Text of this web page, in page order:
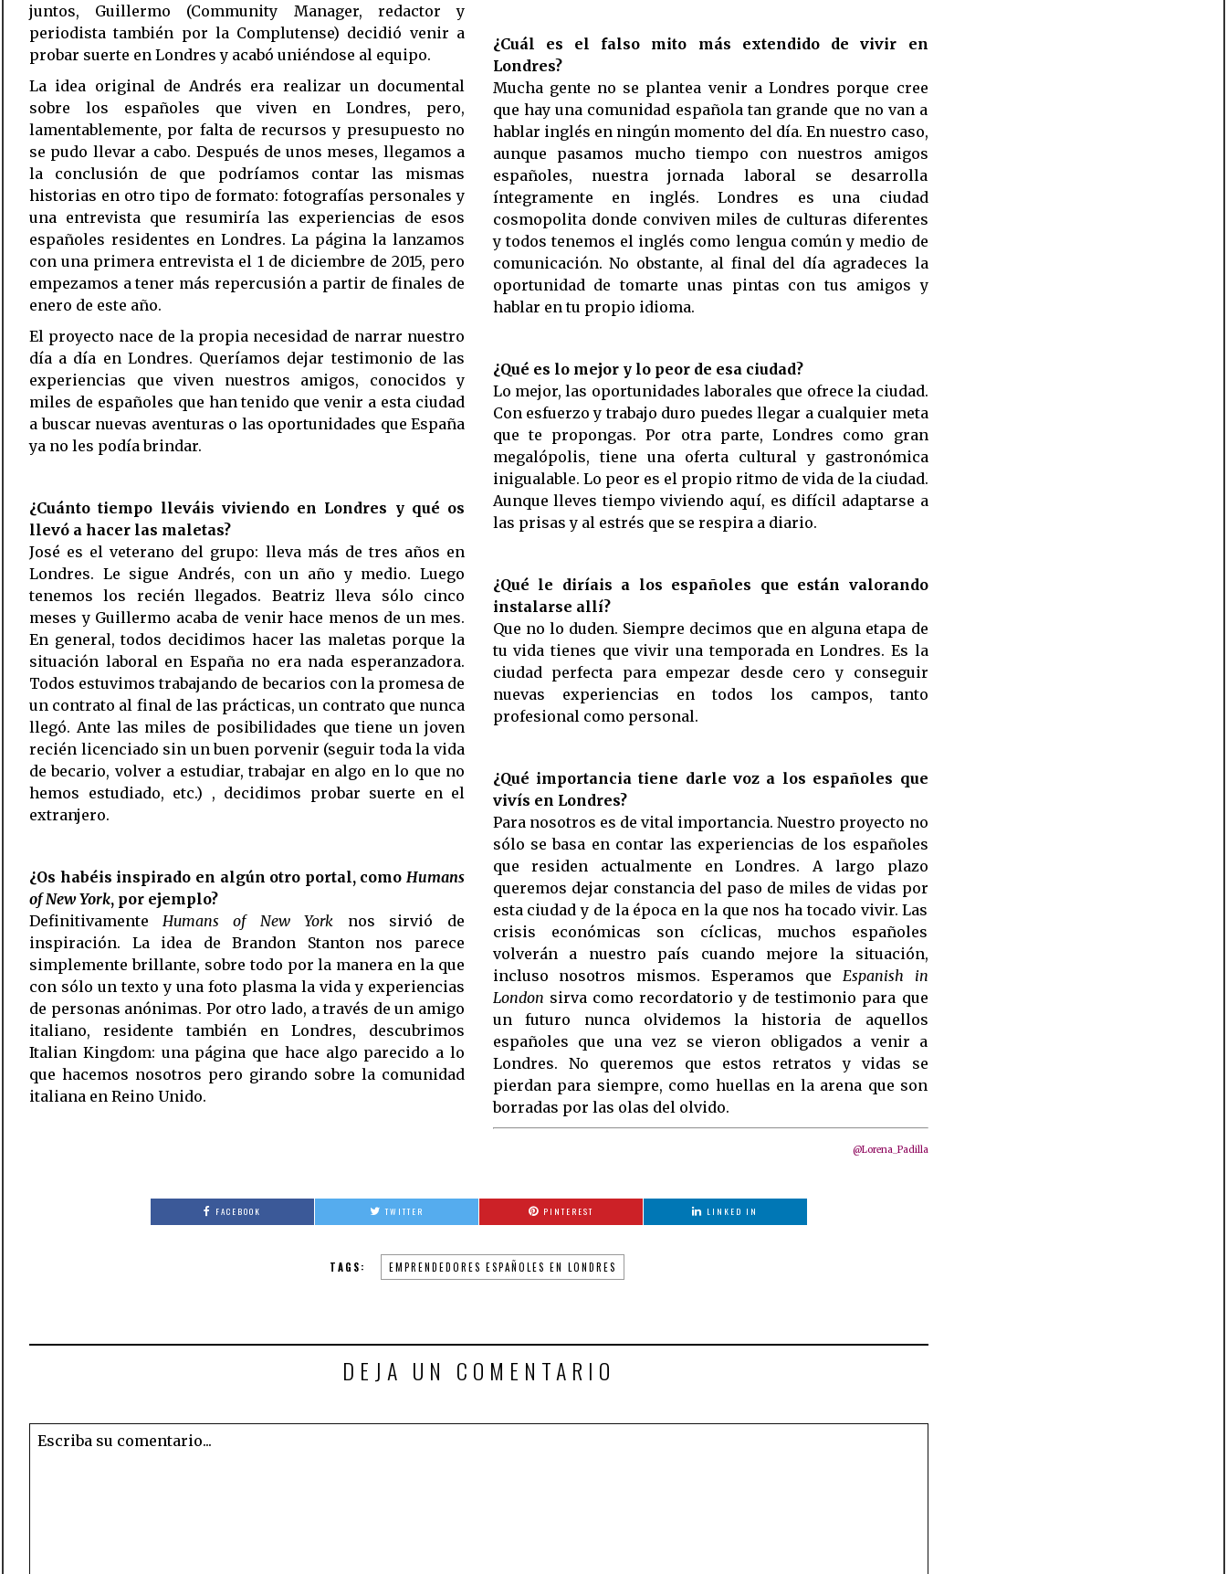
juntos, Guillermo (Community Manager, redactor y
periodista también por la Complutense) decidió venir a
probar suerte en Londres y acabó uniéndose al equipo.
La idea original de Andrés era realizar un documental
sobre los españoles que viven en Londres, pero,
lamentablemente, por falta de recursos y presupuesto no
se pudo llevar a cabo. Después de unos meses, llegamos a
la conclusión de que podríamos contar las mismas
historias en otro tipo de formato: fotografías personales y
una entrevista que resumiría las experiencias de esos
españoles residentes en Londres. La página la lanzamos
con una primera entrevista el 1 de diciembre de 2015, pero
empezamos a tener más repercusión a partir de finales de
enero de este año.
El proyecto nace de la propia necesidad de narrar nuestro
día a día en Londres. Queríamos dejar testimonio de las
experiencias que viven nuestros amigos, conocidos y
miles de españoles que han tenido que venir a esta ciudad
a buscar nuevas aventuras o las oportunidades que España
ya no les podía brindar.
¿Cuánto tiempo lleváis viviendo en Londres y qué os
llevó a hacer las maletas?
José es el veterano del grupo: lleva más de tres años en
Londres. Le sigue Andrés, con un año y medio. Luego
tenemos los recién llegados. Beatriz lleva sólo cinco
meses y Guillermo acaba de venir hace menos de un mes.
En general, todos decidimos hacer las maletas porque la
situación laboral en España no era nada esperanzadora.
Todos estuvimos trabajando de becarios con la promesa de
un contrato al final de las prácticas, un contrato que nunca
llegó. Ante las miles de posibilidades que tiene un joven
recién licenciado sin un buen porvenir (seguir toda la vida
de becario, volver a estudiar, trabajar en algo en lo que no
hemos estudiado, etc.) , decidimos probar suerte en el
extranjero.
¿Os habéis inspirado en algún otro portal, como Humans
of New York, por ejemplo?
Definitivamente Humans of New York nos sirvió de
inspiración. La idea de Brandon Stanton nos parece
simplemente brillante, sobre todo por la manera en la que
con sólo un texto y una foto plasma la vida y experiencias
de personas anónimas. Por otro lado, a través de un amigo
italiano, residente también en Londres, descubrimos
Italian Kingdom: una página que hace algo parecido a lo
que hacemos nosotros pero girando sobre la comunidad
italiana en Reino Unido.
¿Cuál es el falso mito más extendido de vivir en
Londres?
Mucha gente no se plantea venir a Londres porque cree
que hay una comunidad española tan grande que no van a
hablar inglés en ningún momento del día. En nuestro caso,
aunque pasamos mucho tiempo con nuestros amigos
españoles, nuestra jornada laboral se desarrolla
íntegramente en inglés. Londres es una ciudad
cosmopolita donde conviven miles de culturas diferentes
y todos tenemos el inglés como lengua común y medio de
comunicación. No obstante, al final del día agradeces la
oportunidad de tomarte unas pintas con tus amigos y
hablar en tu propio idioma.
¿Qué es lo mejor y lo peor de esa ciudad?
Lo mejor, las oportunidades laborales que ofrece la ciudad.
Con esfuerzo y trabajo duro puedes llegar a cualquier meta
que te propongas. Por otra parte, Londres como gran
megalópolis, tiene una oferta cultural y gastronómica
inigualable. Lo peor es el propio ritmo de vida de la ciudad.
Aunque lleves tiempo viviendo aquí, es difícil adaptarse a
las prisas y al estrés que se respira a diario.
¿Qué le diríais a los españoles que están valorando
instalarse allí?
Que no lo duden. Siempre decimos que en alguna etapa de
tu vida tienes que vivir una temporada en Londres. Es la
ciudad perfecta para empezar desde cero y conseguir
nuevas experiencias en todos los campos, tanto
profesional como personal.
¿Qué importancia tiene darle voz a los españoles que
vivís en Londres?
Para nosotros es de vital importancia. Nuestro proyecto no
sólo se basa en contar las experiencias de los españoles
que residen actualmente en Londres. A largo plazo
queremos dejar constancia del paso de miles de vidas por
esta ciudad y de la época en la que nos ha tocado vivir. Las
crisis económicas son cíclicas, muchos españoles
volverán a nuestro país cuando mejore la situación,
incluso nosotros mismos. Esperamos que Espanish in
London sirva como recordatorio y de testimonio para que
un futuro nunca olvidemos la historia de aquellos
españoles que una vez se vieron obligados a venir a
Londres. No queremos que estos retratos y vidas se
pierdan para siempre, como huellas en la arena que son
borradas por las olas del olvido.
@Lorena_Padilla
FACEBOOK TWITTER PINTEREST LINKED IN
TAGS: EMPRENDEDORES ESPAÑOLES EN LONDRES
DEJA UN COMENTARIO